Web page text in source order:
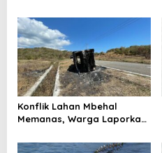
Keselamatan Jadi Prioritas
Konflik Lahan Mbehal
Memanas, Warga Laporkan